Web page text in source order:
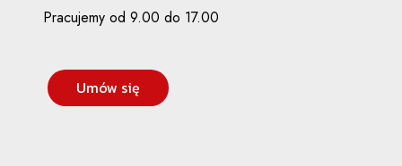
Pracujemy od 9.00 do 17.00
Umów się